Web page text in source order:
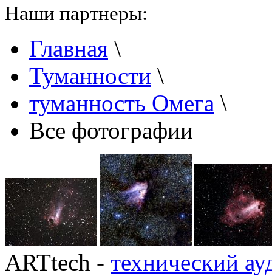
Наши партнеры:
Главная \
Туманности \
туманность Омега \
Все фотографии
ARTtech - технический